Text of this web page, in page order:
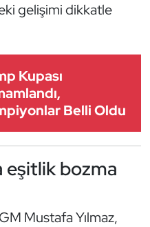
gelişimi dikkatle
Kupası
Belli Oldu
eşitlik bozma
Mustafa Yılmaz,